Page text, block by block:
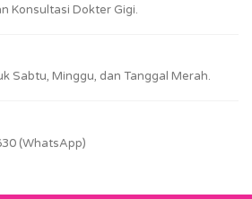
Konsultasi Dokter Gigi.
Sabtu, Minggu, dan Tanggal Merah.
(WhatsApp)